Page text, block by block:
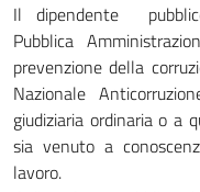
Il dipendente
Pubblica
prevenzione della
Nazionale
giudiziaria ordinaria o a
sia venuto a
lavoro.